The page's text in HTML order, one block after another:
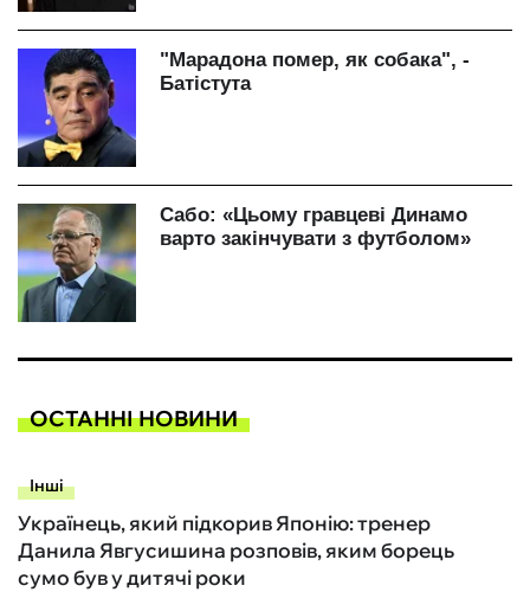
ОСТАННІ НОВИНИ
Інші
Українець, який підкорив Японію: тренер
Данила Явгусишина розповів, яким борець
сумо був у дитячі роки